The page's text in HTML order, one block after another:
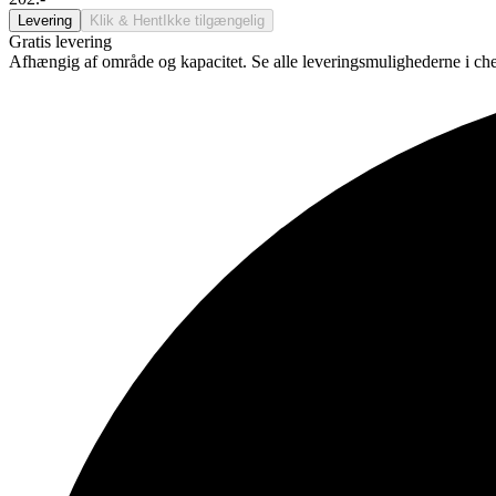
Levering Klik & Hent Ikke tilgængelig
Gratis levering
Afhængig af område og kapacitet. Se alle leveringsmulighederne i